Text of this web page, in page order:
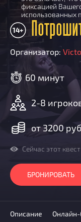
По качеству игры
Список команд
КВЕСТ БАТЛ
О Квест Батле
Cashback
Как
Новости
Добавить квест
КВЕСТ В ПОДАРОК
фиксацией
использованных
14+
Организатор:
60 минут
2-8
от 3200
Сейчас этот
БРОНИРОВАТЬ
Описание Онлайн-